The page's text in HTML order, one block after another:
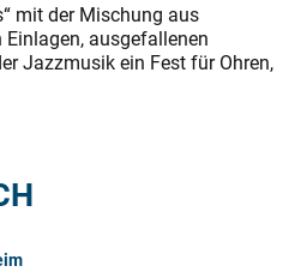
mit der Mischung aus
ausgefallenen
Jazzmusik ein Fest für Ohren,